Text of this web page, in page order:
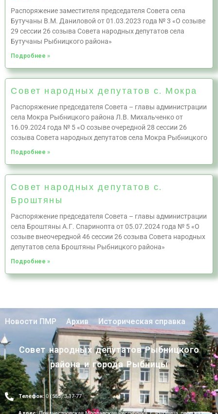
Распоряжение заместителя председателя Совета села
Бутучаны В.М. Даниловой от 01.03.2023 года № 3 «О созыве
29 сессии 26 созыва Совета народных депутатов села
Бутучаны Рыбницкого района»
Подробнее »
Совет народных депутатов с. Мокра
Распоряжение председателя Совета – главы администрации
села Мокра Рыбницкого района Л.В. Михальченко от
16.09.2024 года № 5 «О созыве очередной 28 сессии 26
созыва Совета народных депутатов села Мокра Рыбницкого
Подробнее »
Совет народных депутатов с.
Броштяны
Распоряжение председателя Совета – главы администрации
села Броштяны А.Г. Спаринопта от 05.07.2024 года № 5 «О
созыве внеочередной 46 сессии 26 созыва Совета народных
депутатов села Броштяны Рыбницкого района»
Подробнее »
Новости ПМР Архив Историческая справка
Совет народных депутатов Рыбницкого
района и города Рыбницы
Телефон:0 (555) 3-17-77